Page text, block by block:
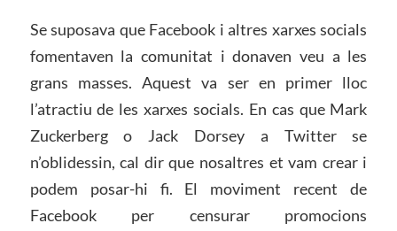
Se suposava que Facebook i altres xarxes socials
fomentaven la comunitat i donaven veu a les
grans masses. Aquest va ser en primer lloc
l’atractiu de les xarxes socials. En cas que Mark
Zuckerberg o Jack Dorsey a Twitter se
n’oblidessin, cal dir que nosaltres et vam crear i
podem posar-hi fi. El moviment recent de
Facebook per censurar promocions